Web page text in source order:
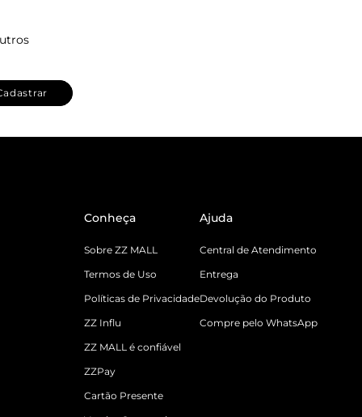
Conheça
Sobre ZZ MALL
Termos de Uso
Políticas de Privacidade
ZZ Influ
ZZ MALL é confiável
ZZPay
Cartão Presente
Ajuda
Central de Atendimento
Entrega
Devolução do Produto
Compre pelo WhatsApp